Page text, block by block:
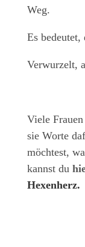
Weg.
Es bedeutet,
Verwurzelt,
Viele
sie Worte
möchtest,
kannst du
Hexenherz.